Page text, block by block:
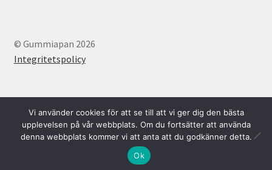
© Gummiapan 2026
Integritetspolicy
Svenska English
Vi använder cookies för att se till att vi ger dig den bästa
upplevelsen på vår webbplats. Om du fortsätter att använda
denna webbplats kommer vi att anta att du godkänner detta.
Ok